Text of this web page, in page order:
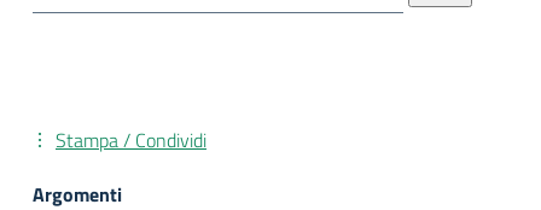
Stampa / Condividi
Argomenti